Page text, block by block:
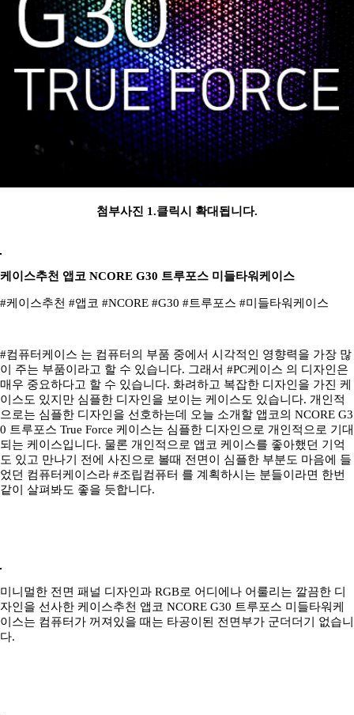
첨부사진 1.클릭시 확대됩니다.
케이스추천 앱코 NCORE G30 트루포스 미들타워케이스
#케이스추천 #앱코 #NCORE #G30 #트루포스 #미들타워케이스
#컴퓨터케이스 는 컴퓨터의 부품 중에서 시각적인 영향력을 가장 많
이 주는 부품이라고 할 수 있습니다. 그래서 #PC케이스 의 디자인은
매우 중요하다고 할 수 있습니다. 화려하고 복잡한 디자인을 가진 케
이스도 있지만 심플한 디자인을 보이는 케이스도 있습니다. 개인적
으로는 심플한 디자인을 선호하는데 오늘 소개할 앱코의 NCORE G3
0 트루포스 True Force 케이스는 심플한 디자인으로 개인적으로 기대
되는 케이스입니다. 물론 개인적으로 앱코 케이스를 좋아했던 기억
도 있고 만나기 전에 사진으로 볼때 전면이 심플한 부분도 마음에 들
었던 컴퓨터케이스라 #조립컴퓨터 를 계획하시는 분들이라면 한번
같이 살펴봐도 좋을 듯합니다.
미니멀한 전면 패널 디자인과 RGB로 어디에나 어룰리는 깔끔한 디
자인을 선사한 케이스추천 앱코 NCORE G30 트루포스 미들타워케
이스는 컴퓨터가 꺼져있을 때는 타공이된 전면부가 군더더기 없습니
다.